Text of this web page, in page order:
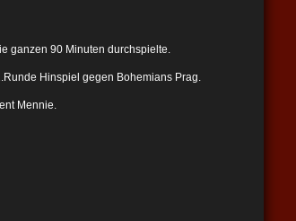
ganzen 90 Minuten durchspielte.
Hinspiel gegen Bohemians Prag.
Mennie.